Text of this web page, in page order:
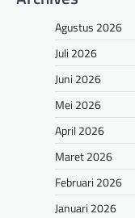
Agustus 2026
Juli 2026
Juni 2026
Mei 2026
April 2026
Maret 2026
Februari 2026
Januari 2026